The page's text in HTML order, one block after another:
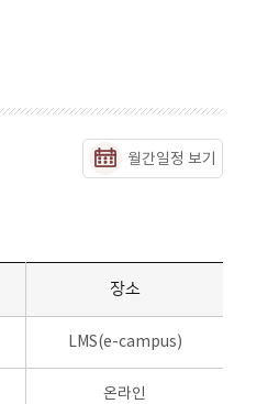
월간일정 보기
장소
LMS(e-campus)
온라인